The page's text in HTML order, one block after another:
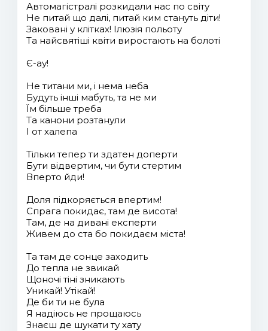
Автомагістралі розкидали нас по світу
Не питай що далі, питай ким стануть діти!
Заковані у клітках! Ілюзія польоту
Та найсвятіші квіти виростають на болоті
Є-ау!
Не титани ми, і нема неба
Будуть інші мабуть, та не ми
Їм більше треба
Та канони розтанули
І от халепа
Тільки тепер ти здатен доперти
Бути відвертим, чи бути стертим
Вперто йди!
Доля підкоряється впертим!
Спрага покидає, там де висота!
Там, де на дивані експерти
Живем до ста бо покидаєм міста!
Та там де сонце заходить
До тепла не звикай
Щоночі тіні зникають
Уникай! Утікай!
Де би ти не була
Я надіюсь не прощаюсь
Знаєш де шукати ту хату